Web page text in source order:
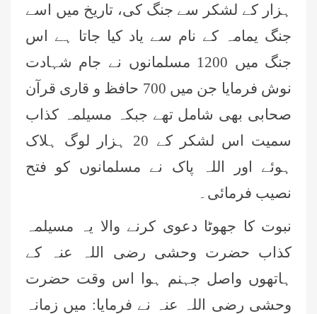
ہزار کے لشکر سے جنگ کی، تاریخ میں اسے
جنگ یمامہ کے نام سے یاد کیا جاتا ہے اس
جنگ میں 1200 مسلمانوں نے جام شہادت
نوش فرمایا جن میں 700 حافظ و قاری قرآن
صحابی بھی شامل تھے جبکہ مسیلمہ کذاب
سمیت اس لشکر کے 20 ہزار لوگ ہلاک
ہوئے اور اللہ پاک نے مسلمانوں کو فتح
نصیب فرمائی۔
نبوت کا جھوٹا دعوی کرنے والا یہ مسیلمہ
کذاب حضرت وحشی رضی اللہ عنہ کے
ہاتھوں واصل جہنم ہوا اس وقت حضرت
وحشی رضی اللہ عنہ نے فرمایا: میں زمانہ